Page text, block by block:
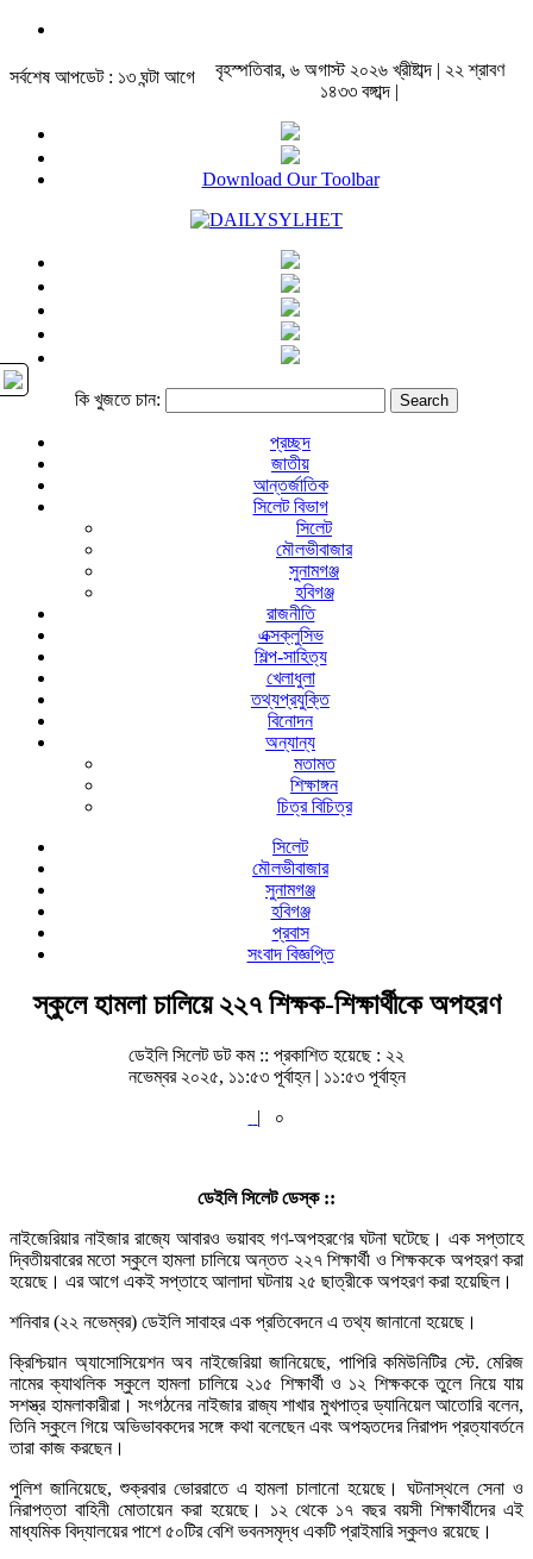
সর্বশেষ আপডেট : ১৩ ঘন্টা আগে
বৃহস্পতিবার, ৬ অগাস্ট ২০২৬ খ্রীষ্টাব্দ | ২২ শ্রাবণ
১৪৩৩ বঙ্গাব্দ |
Download Our Toolbar
কি খুজতে চান:
প্রচ্ছদ
জাতীয়
আন্তর্জাতিক
সিলেট বিভাগ
সিলেট
মৌলভীবাজার
সুনামগঞ্জ
হবিগঞ্জ
রাজনীতি
এক্সক্লুসিভ
শিল্প-সাহিত্য
খেলাধুলা
তথ্যপ্রযুক্তি
বিনোদন
অন্যান্য
মতামত
শিক্ষাঙ্গন
চিত্র বিচিত্র
সিলেট
মৌলভীবাজার
সুনামগঞ্জ
হবিগঞ্জ
প্রবাস
সংবাদ বিজ্ঞপ্তি
স্কুলে হামলা চালিয়ে ২২৭ শিক্ষক-শিক্ষার্থীকে অপহরণ
ডেইলি সিলেট ডট কম :: প্রকাশিত হয়েছে : ২২
নভেম্বর ২০২৫, ১১:৫৩ পূর্বাহ্ন | ১১:৫৩ পূর্বাহ্ন
|
০
ডেইলি সিলেট ডেস্ক ::
নাইজেরিয়ার নাইজার রাজ্যে আবারও ভয়াবহ গণ-অপহরণের ঘটনা ঘটেছে। এক সপ্তাহে
দ্বিতীয়বারের মতো স্কুলে হামলা চালিয়ে অন্তত ২২৭ শিক্ষার্থী ও শিক্ষককে অপহরণ করা
হয়েছে। এর আগে একই সপ্তাহে আলাদা ঘটনায় ২৫ ছাত্রীকে অপহরণ করা হয়েছিল।
শনিবার (২২ নভেম্বর) ডেইলি সাবাহর এক প্রতিবেদনে এ তথ্য জানানো হয়েছে।
ক্রিশ্চিয়ান অ্যাসোসিয়েশন অব নাইজেরিয়া জানিয়েছে, পাপিরি কমিউনিটির স্টে. মেরিজ
নামের ক্যাথলিক স্কুলে হামলা চালিয়ে ২১৫ শিক্ষার্থী ও ১২ শিক্ষককে তুলে নিয়ে যায়
সশস্ত্র হামলাকারীরা। সংগঠনের নাইজার রাজ্য শাখার মুখপাত্র ড্যানিয়েল আতোরি বলেন,
তিনি স্কুলে গিয়ে অভিভাবকদের সঙ্গে কথা বলেছেন এবং অপহৃতদের নিরাপদ প্রত্যাবর্তনে
তারা কাজ করছেন।
পুলিশ জানিয়েছে, শুক্রবার ভোররাতে এ হামলা চালানো হয়েছে। ঘটনাস্থলে সেনা ও
নিরাপত্তা বাহিনী মোতায়েন করা হয়েছে। ১২ থেকে ১৭ বছর বয়সী শিক্ষার্থীদের এই
মাধ্যমিক বিদ্যালয়ের পাশে ৫০টির বেশি ভবনসমৃদ্ধ একটি প্রাইমারি স্কুলও রয়েছে।